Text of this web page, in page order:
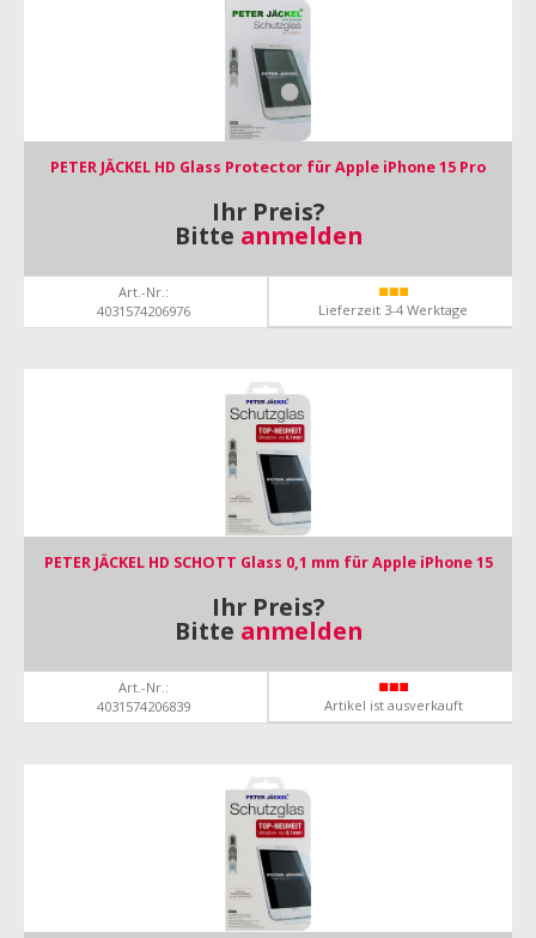
PETER JÄCKEL HD Glass Protector für Apple iPhone 15 Pro
Ihr Preis?
Bitte anmelden
Art.-Nr.:
4031574206976
Lieferzeit 3-4 Werktage
PETER JÄCKEL HD SCHOTT Glass 0,1 mm für Apple iPhone 15
Ihr Preis?
Bitte anmelden
Art.-Nr.:
4031574206839
Artikel ist ausverkauft